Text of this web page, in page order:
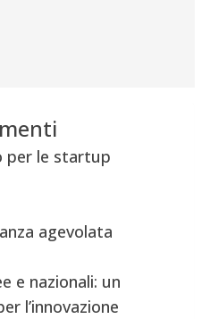
per le startup
agevolata
e nazionali: un
l’innovazione